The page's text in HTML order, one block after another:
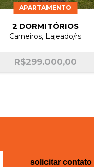
APARTAMENTO
2 DORMITÓRIOS
Carneiros, Lajeado/rs
R$299.000,00
solicitar contato